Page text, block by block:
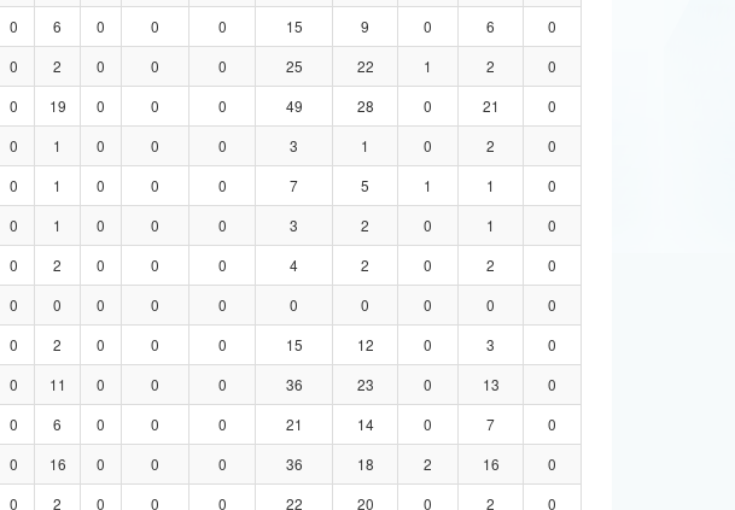
0 6 0 0 0 15 9 0 6
0
0 2 0 0 0 25 22 1 2
0
0 19 0 0 0 49 28 0 21
0
0 1 0 0 0 3 1 0 2
0
0 1 0 0 0 7 5 1 1
0
0 1 0 0 0 3 2 0 1
0
0 2 0 0 0 4 2 0 2
0
0 0 0 0 0 0 0 0 0
0
0 2 0 0 0 15 12 0 3
0
0 11 0 0 0 36 23 0 13
0
0 6 0 0 0 21 14 0 7
0
0 16 0 0 0 36 18 2 16
0
0 2 0 0 0 22 20 0 2
0